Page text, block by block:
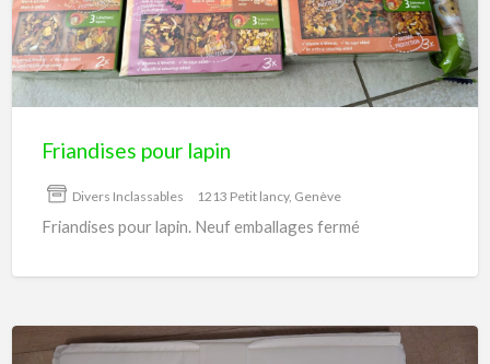
Friandises pour lapin
Divers Inclassables 1213 Petit lancy, Genève
Friandises pour lapin. Neuf emballages fermé